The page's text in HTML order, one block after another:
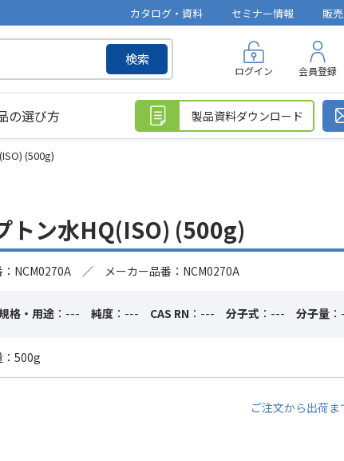
カタログ・資料 セミナー情報 販
検索
ログイン 会員登録
の選び方 製品資料ダウンロード
(500g)
ン水HQ(ISO) (500g)
：NCM0270A ／ メーカー品番：NCM0270A
格・用途 ：--- 純度 ：--- CAS RN ：--- 分子式 ：--- 分子量
：500g
ご注文から出荷